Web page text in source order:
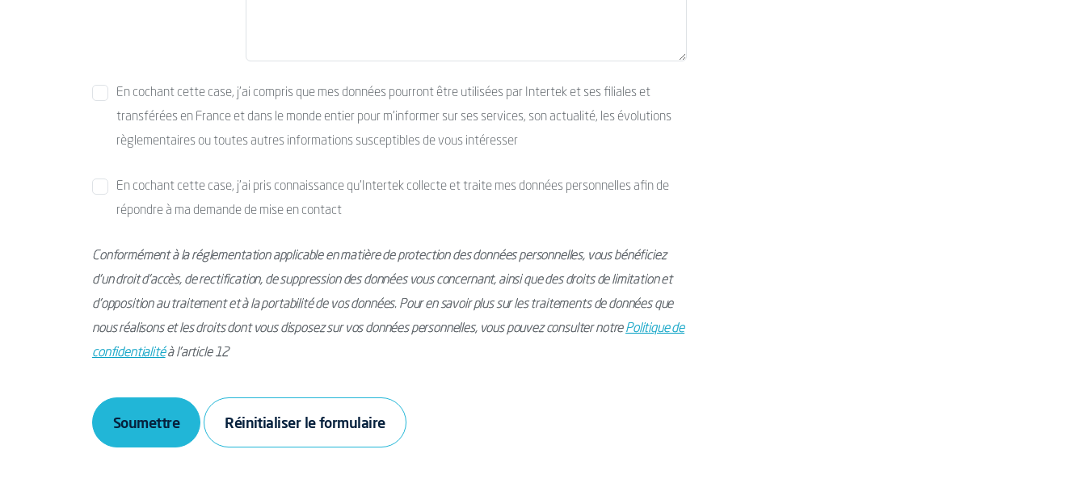
En cochant cette case, j’ai compris que mes données pourront être utilisées par Intertek et ses filiales et
transférées en France et dans le monde entier pour m’informer sur ses services, son actualité, les évolutions
règlementaires ou toutes autres informations susceptibles de vous intéresser
En cochant cette case, j’ai pris connaissance qu’Intertek collecte et traite mes données personnelles afin de
répondre à ma demande de mise en contact
Conformément à la réglementation applicable en matière de protection des données personnelles, vous bénéficiez
d’un droit d’accès, de rectification, de suppression des données vous concernant, ainsi que des droits de limitation et
d’opposition au traitement et à la portabilité de vos données. Pour en savoir plus sur les traitements de données que
nous réalisons et les droits dont vous disposez sur vos données personnelles, vous pouvez consulter notrePolitique de
confidentialitéà l’article 12
Soumettre